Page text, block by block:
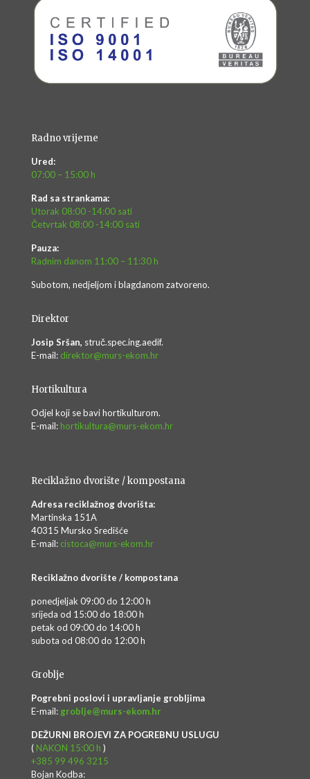
Radno vrijeme
Ured:
07:00 – 15:00 h
Rad sa strankama:
Utorak 08:00 -14:00 sati
Četvrtak 08:00 -14:00 sati
Pauza:
Radnim danom 11:00 – 11:30 h
Subotom, nedjeljom i blagdanom zatvoreno.
Direktor
Josip Sršan, struč.spec.ing.aedif.
E-mail: direktor@murs-ekom.hr
Hortikultura
Odjel koji se bavi hortikulturom.
E-mail: hortikultura@murs-ekom.hr
Reciklažno dvorište / kompostana
Adresa reciklažnog dvorišta:
Martinska 151A
40315 Mursko Središće
E-mail: cistoca@murs-ekom.hr
Reciklažno dvorište / kompostana
ponedjeljak 09:00 do 12:00 h
srijeda od 15:00 do 18:00 h
petak od 09:00 do 14:00 h
subota od 08:00 do 12:00 h
Groblje
Pogrebni poslovi i upravljanje grobljima
E-mail: groblje@murs-ekom.hr
DEŽURNI BROJEVI ZA POGREBNU USLUGU
( NAKON 15:00 h )
+385 99 496 3215
Bojan Kodba: